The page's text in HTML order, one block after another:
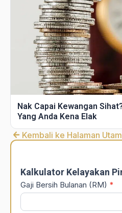
Nak Capai Kewangan
Yang Anda Kena Elak
Kembali ke Halaman
Kalkulator Kelayakan
Gaji Bersih Bulanan (RM) *